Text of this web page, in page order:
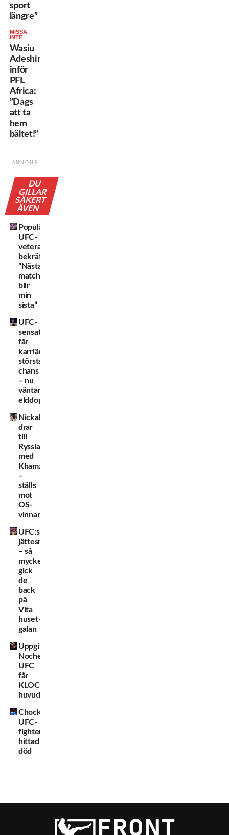
sport
längre”
MISSA
INTE
Wasiu
Adeshina
inför
PFL
Africa:
”Dags
att ta
hem
bältet!”
ANNONS
DU
GILLAR
SÄKERT
ÄVEN
Populära
UFC-
veteranen
bekräftar:
”Nästa
match
blir
min
sista”
UFC-
sensationen
får
karriärens
största
chans
– nu
väntar
elddopet
Nickal
drar
till
Ryssland
med
Khamzat
–
ställs
mot
OS-
vinnare
UFC:s
jättesmäll
– så
mycket
gick
de
back
på
Vita
huset-
galan
Uppgifter:
Noche
UFC
får
KLOCKREN
huvudmatch
Chockbeskedet:
UFC-
fighter
hittad
död